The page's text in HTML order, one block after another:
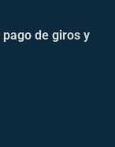
de giros y